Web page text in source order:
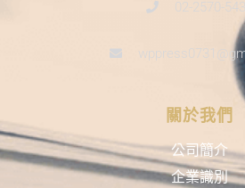
02-2570-
關於我們
公司簡介
企業識別